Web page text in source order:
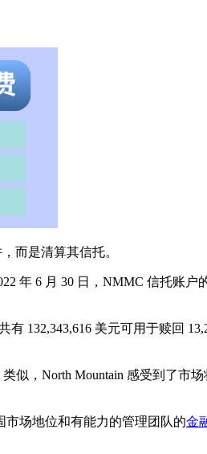
而是清算其信托。
年 6 月 30 日，NMMC 信托账户
132,343,616 美元可用于赎回
似，North Mountain 感受到了市
市场地位和有能力的管理团队的金